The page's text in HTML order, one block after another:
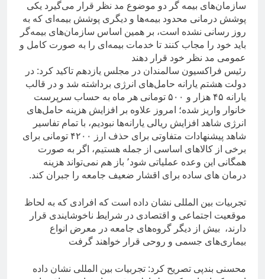
سازمان‌های بیمه گر دو موضوع مد نظر قرار می‌گیرد یکی
پوشش درمانی محدود بیمه‌ها و دیگری پوشش بیمه‌ای که به
روز رسانی نشده است، بر همین اساس سازمان‌های بیمه‌گر
باید خود را مجاب کنند تا خدمات بیمه‌ای را به صورت کامل و
عمومی مد نظر خود قرار دهند
رئیس فراکسیون سالمندان در مجلس یازدهم تاکید کرد: در
دولت هشتم یارانه حامل‌های انرژی برداشته شد و در قالب
یارانه ۴۵ هزار و ۵۰۰ تومانی هر ماه به حساب سرپرست
خانوار واریز شده؛ امروز علاوه بر افزایش هزینه حامل‌های
انرژی شاهد افزایش ریالی یارانه‌ها نبودیم، با تمام تفاسیر
شاهد پیشنهادات متفاوتی برای حذف ارز ۴۲۰۰ تومانی برای
برخی از کالاهای اساسی از جمله هستیم، اگر به صورت
همگانی این وعده عملیاتی شود٬ باز هم نمی‌تواند هزینه
درمان های ساده برای اقشار ضعیف جامعه را جبران کند.
تجربیات بین المللی نشان داده است که افرادی که به لحاظ
موقعیت اجتماعی و اقتصادی در شرایط ناخوشایندی قرار
دارند، بیش از دیگر گروه‌های جامعه در معرض انواع
بیماری‌های جسمی و روحی قرار خواهند گرفت
محسنی بندپی تصریح کرد: تجربیات بین المللی نشان داده